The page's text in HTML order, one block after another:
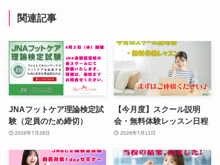
関連記事
JNAフットケア理論検定試
験（定員のため締切）
2026年7月28日
【今月度】スクール説明
会・無料体験レッスン日程
2026年7月11日